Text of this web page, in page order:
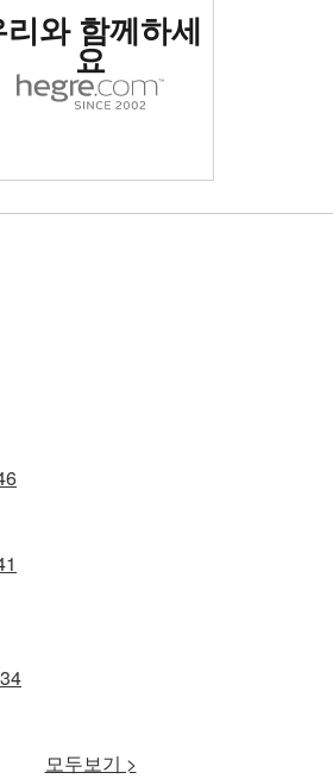
로 평가됨
리와 함께하세
요
줄라 누드 #33줄라 베이비 오일 #19
클로버 메탈 스툴 #37
Anna S 블랙 온 블랙 #33
멜리사 패션 #9클로버 메탈 스툴 #41
리와 함께하세
요
알리야 기념물 #20
클로버 메탈 스툴 #85
Evi 독일 섹스 폭탄 #51
안나 S 원탁 #19웃기고 섹시한 하나 #48
Anna S 금속 계단 #38
리와 함께하세
요
Anna S 블랙 온 블랙 #5
Krista Lysa Ruslana 트리오 #69
니카 화이트 스테이 업 #25
알리야 미러 뮤즈 2부 #26
글로리아 아메리칸 어패럴 컷아웃 팬티스타킹 #68
니카 화이트 스테이 업 #61
리와 함께하세
요
Anna S 완벽한 누드 #62도미니카 C 군대 실루엣 #77
아이라 블루 베이비 #55
스텔라 거울 #88
빅토리아 T. 스트립쇼 #85
밀라 A 뱀프 #33Teti 관능적 인 누드 #5
Evi 독일 섹스 폭탄 #59
Anna S 완벽한 누드 #54Elvira 빨간 의자 part2 #92
리와 함께하세
요
어떤 몰로코 페미닌포스 #20
Anna S 완벽한 누드 #58타샤 벌거벗은 올림픽 선수 #24
Anna S 크리스마스 반짝이 #58
스텔라 수영복 #66
니카 화이트 스테이 업 #73
리와 함께하세
요
에비 세인트 #106
줄라 수평 #16
에비 패션 #113
Evi 극단적인 누드 #24
안나 S 베개 #12
네 요정 #25
리와 함께하세
요
Anna S 크리스마스 반짝이 #46
모두보기 >